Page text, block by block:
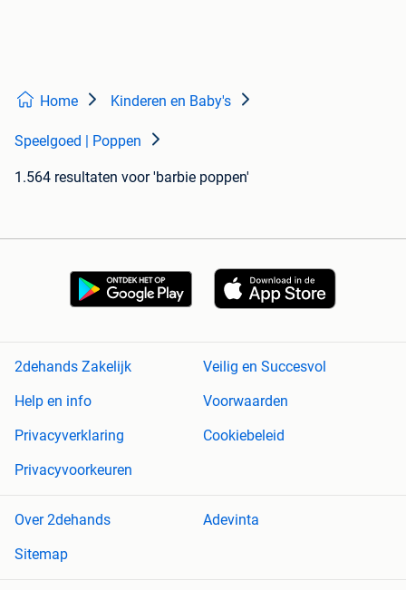
Home Kinderen en Baby's
Speelgoed | Poppen
1.564 resultaten voor 'barbie poppen'
2dehands Zakelijk
Veilig en Succesvol
Help en info
Voorwaarden
Privacyverklaring
Cookiebeleid
Privacyvoorkeuren
Over 2dehands
Adevinta
Sitemap